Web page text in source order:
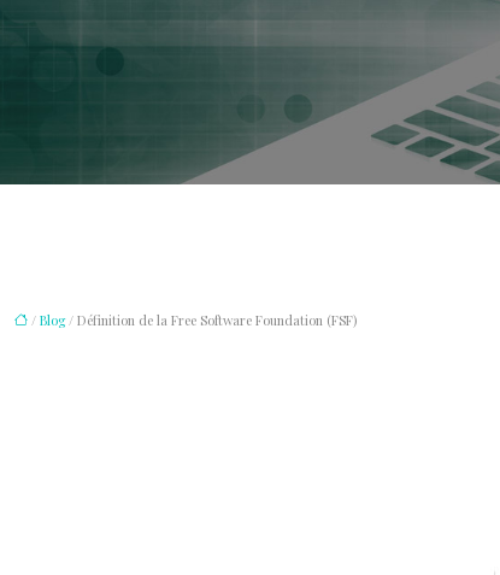
/ Blog/ Définition de la Free Software Foundation (FSF)